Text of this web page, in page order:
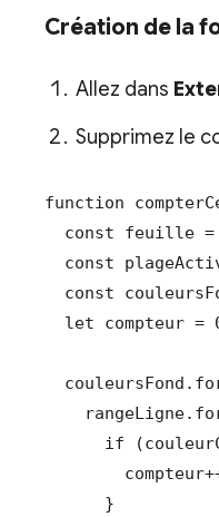
Création de la
Allez dans
Supprimez le
function